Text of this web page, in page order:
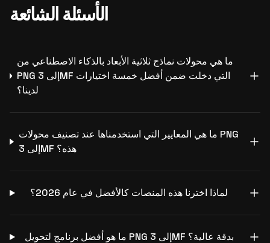
الأسئلة الشائعة
ما هي محولات نماذج ثلاثية الأبعاد بالذكاء الاصطناعي من
PNG إلى 3MF التي دخلت ضمن أفضل خمسة اختيارات
لدينا؟
ما هي المعايير التي استخدمناها عند تصنيف محولات PNG
إلى 3MF هذه؟
لماذا اخترنا هذه المنصات كالأفضل في عام 2026؟
ما هو أفضل برنامج لتحويل PNG إلى 3MF بدقة عالية؟